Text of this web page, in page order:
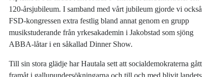
120-årsjubileum. I samband med vårt jubileum gjorde vi också
FSD-kongressen extra festlig bland annat genom en grupp
musikstuderande från yrkesakademin i Jakobstad som sjöng
ABBA-låtar i en såkallad Dinner Show.
Till sin stora glädje har Hautala sett att socialdemokraterna gått